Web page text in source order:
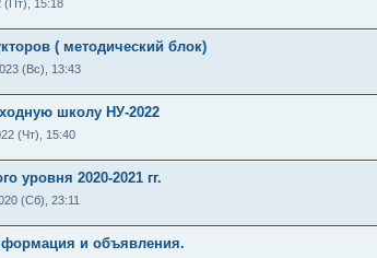
(Пт), 15:18
( методический блок)
(Вс), 13:43
школу НУ-2022
(Чт), 15:40
уровня 2020-2021 гг.
(Сб), 23:11
и объявления.